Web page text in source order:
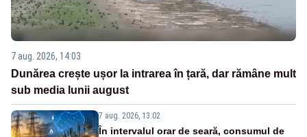
7 aug. 2026, 14:03
Dunărea crește ușor la intrarea în țară, dar rămâne mult
sub media lunii august
7 aug. 2026, 13:02
În intervalul orar de seară, consumul de